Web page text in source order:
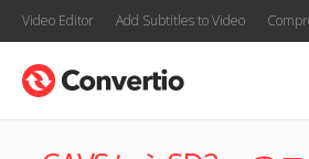
Video Editor Add Subtitles to Video